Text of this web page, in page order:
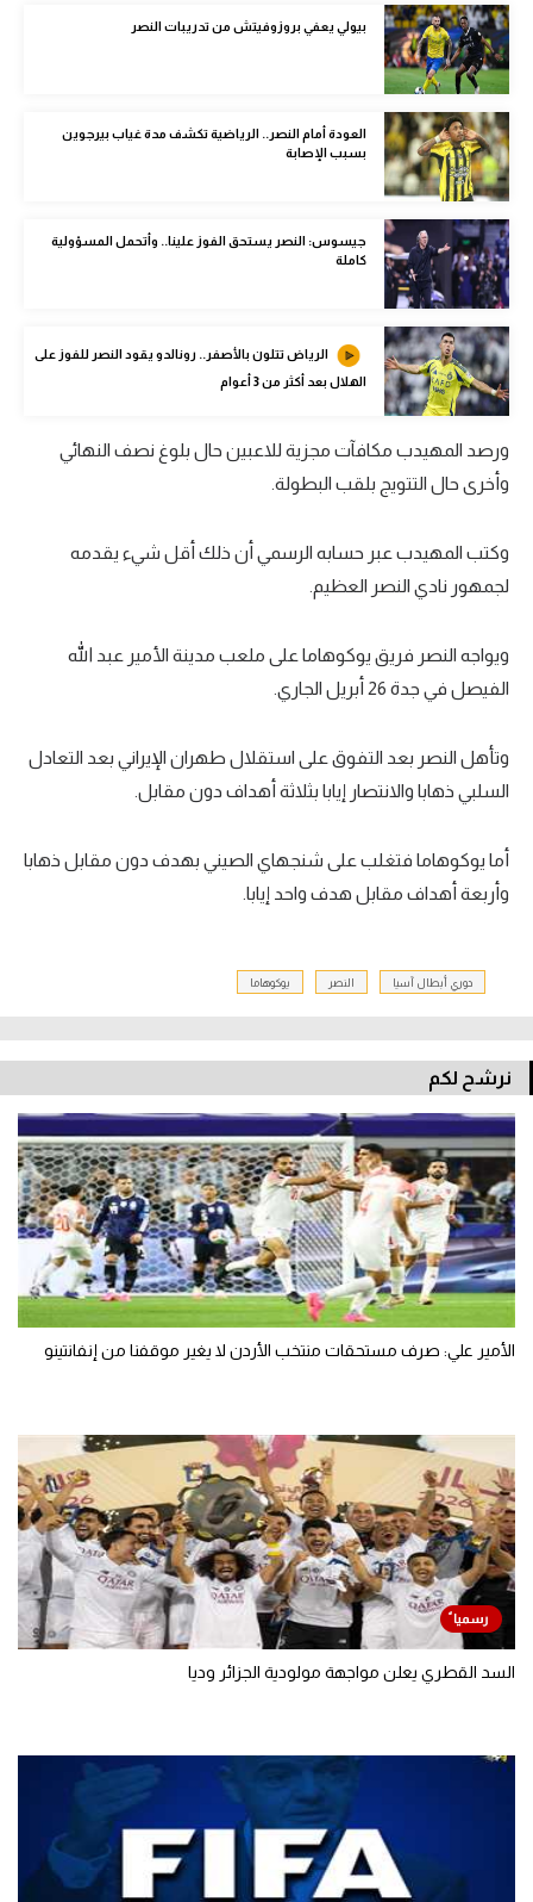
ركن الألعاب
أقسام خاصة
Gamers
ميركاتو
تحقيق في الجول
تقرير في الجول
تحليل في الجول
حكايات في الجول
فيديو في الجول
بيولي يعفي بروزوفيتش من تدريبات النصر
العودة أمام النصر.. الرياضية تكشف مدة غياب بيرجوين
بسبب الإصابة
جيسوس: النصر يستحق الفوز علينا.. وأتحمل المسؤولية
كاملة
الرياض تتلون بالأصفر.. رونالدو يقود النصر للفوز على
الهلال بعد أكثر من 3 أعوام
ورصد المهيدب مكافآت مجزية للاعبين حال بلوغ نصف النهائي
وأخرى حال التتويج بلقب البطولة.
وكتب المهيدب عبر حسابه الرسمي أن ذلك أقل شيء يقدمه
لجمهور نادي النصر العظيم.
ويواجه النصر فريق يوكوهاما على ملعب مدينة الأمير عبد الله
الفيصل في جدة 26 أبريل الجاري.
وتأهل النصر بعد التفوق على استقلال طهران الإيراني بعد التعادل
السلبي ذهابا والانتصار إيابا بثلاثة أهداف دون مقابل.
أما يوكوهاما فتغلب على شنجهاي الصيني بهدف دون مقابل ذهابا
وأربعة أهداف مقابل هدف واحد إيابا.
دوري أبطال آسيا النصر يوكوهاما
نرشح لكم
الأمير علي: صرف مستحقات منتخب الأردن لا يغير موقفنا من إنفانتينو
السد القطري يعلن مواجهة مولودية الجزائر وديا